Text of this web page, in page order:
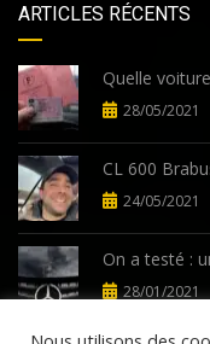
ARTICLES RÉCENTS
Quelle
28/05/2021
CL 600
24/05/2021
On a testé :
28/01/2021